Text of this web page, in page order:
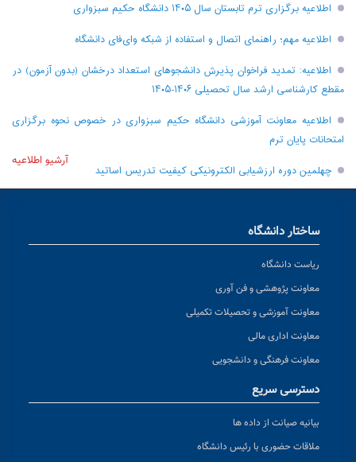
اطلاعیه برگزاری ترم تابستان سال ۱۴۰۵ دانشگاه حکیم سبزواری
اطلاعیه مهم؛ راهنمای اتصال و استفاده از شبکه وای‌فای دانشگاه
اطلاعیه: تمدید فراخوان پذیرش دانشجو‌های استعداد درخشان (بدون آزمون) در
مقطع کارشناسی ارشد سال تحصیلی ۱۴۰۶-۱۴۰۵
اطلاعیه معاونت آموزشی دانشگاه حکیم سبزواری در خصوص نحوه برگزاری
امتحانات پایان ترم
چهلمین دوره ارزشیابی الکترونیکی کیفیت تدریس اساتید
آرشیو اطلاعیه
ساختار دانشگاه
ریاست دانشگاه
معاونت پژوهشی و فن آوری
معاونت آموزشی و تحصیلات تکمیلی
معاونت اداری مالی
معاونت فرهنگی و دانشجویی
دسترسی سریع
بیانیه صیانت از داده ها
ملاقات حضوری با رئیس دانشگاه